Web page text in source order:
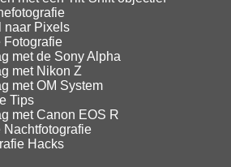
naar Pixels
Fotografie
met de Sony Alpha
met Nikon Z
met OM System
Tips
met Canon EOS R
Hacks